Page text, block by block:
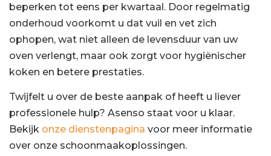
beperken tot eens per kwartaal. Door regelmatig
onderhoud voorkomt u dat vuil en vet zich
ophopen, wat niet alleen de levensduur van uw
oven verlengt, maar ook zorgt voor hygiënischer
koken en betere prestaties.
Twijfelt u over de beste aanpak of heeft u liever
professionele hulp? Asenso staat voor u klaar.
Bekijk onze dienstenpagina voor meer informatie
over onze schoonmaakoplossingen.